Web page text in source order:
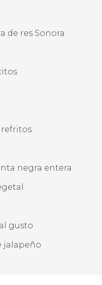
de res Sonora
refritos
negra entera
gusto
jalapeño